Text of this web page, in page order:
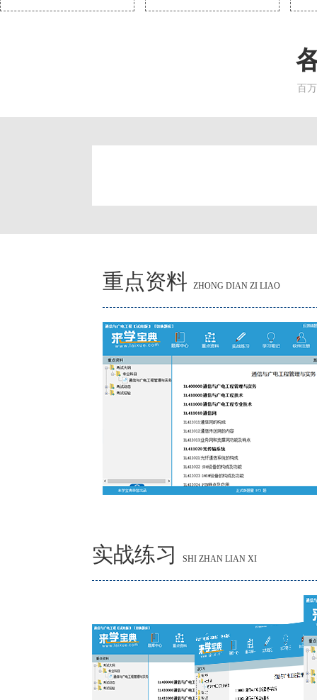
百
重点资料 ZHONG DIAN ZI LIAO
实战练习 SHI ZHAN LIAN XI